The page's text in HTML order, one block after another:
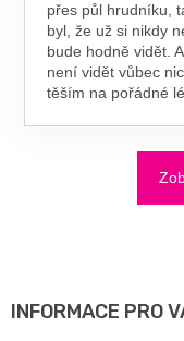
přes půl hrudníku,
byl, že už si nikdy
bude hodně vidět.
není vidět vůbec
těším na pořádné
INFORMACE PRO